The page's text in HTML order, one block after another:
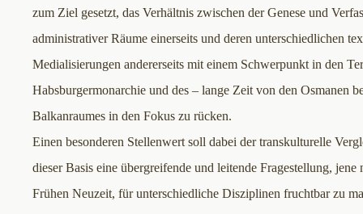
zum Ziel gesetzt, das Verhältnis zwischen der Genese und
administrativer Räume einerseits und deren unterschiedlichen
Medialisierungen andererseits mit einem Schwerpunkt in den
Habsburgermonarchie und des – lange Zeit von den Osmanen
Balkanraumes in den Fokus zu rücken.
Einen besonderen Stellenwert soll dabei der transkulturelle
dieser Basis eine übergreifende und leitende Fragestellung, jene
Frühen Neuzeit, für unterschiedliche Disziplinen fruchtbar zu